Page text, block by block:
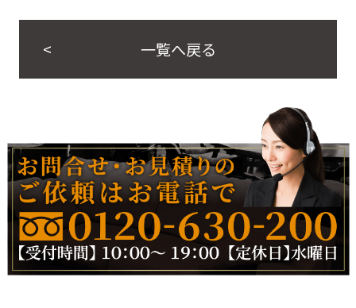
一覧へ戻る